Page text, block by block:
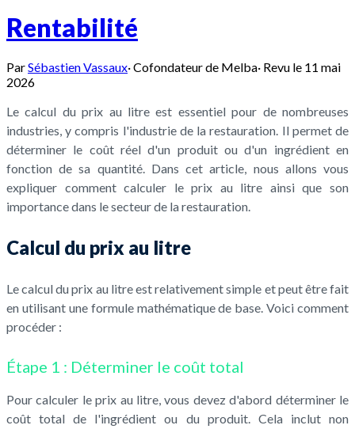
Rentabilité
ParSébastien Vassaux·Cofondateur de Melba· Revu le 11 mai
2026
Le calcul du prix au litre est essentiel pour de nombreuses
industries, y compris l'industrie de la restauration. Il permet de
déterminer le coût réel d'un produit ou d'un ingrédient en
fonction de sa quantité. Dans cet article, nous allons vous
expliquer comment calculer le prix au litre ainsi que son
importance dans le secteur de la restauration.
Calcul du prix au litre
Le calcul du prix au litre est relativement simple et peut être fait
en utilisant une formule mathématique de base. Voici comment
procéder :
Étape 1 : Déterminer le coût total
Pour calculer le prix au litre, vous devez d'abord déterminer le
coût total de l'ingrédient ou du produit. Cela inclut non